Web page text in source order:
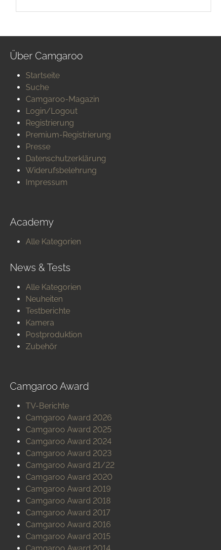
Über Camgaroo
Startseite
Suche
Camgaroo-Magazin
Login/Logout
Registrierung
Premium-Registrierung
Presse
Datenschutzerklärung
Widerufsbelehrung
Impressum
Academy
Alle Kategorien
News & Tests
Alle Kategorien
Neuheiten
Testberichte
Kamera
Postproduktion
Zubehör
Camgaroo Award
TV-Berichte
Camgaroo Award 2026
Camgaroo Award 2025
Camgaroo Award 2024
Camgaroo Award 2023
Camgaroo Award 21/22
Camgaroo Award 2020
Camgaroo Award 2019
Camgaroo Award 2018
Camgaroo Award 2017
Camgaroo Award 2016
Camgaroo Award 2015